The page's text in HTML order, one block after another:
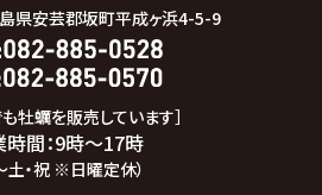
県安芸郡坂町平成ヶ浜4-5-9
牡蠣を販売しています］
時間：9時～17時
土・祝 ※日曜定休）